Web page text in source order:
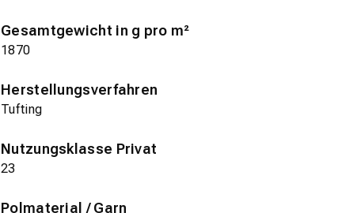
Gesamtgewicht in g pro m²
1870
Herstellungsverfahren
Tufting
Nutzungsklasse Privat
23
Polmaterial / Garn